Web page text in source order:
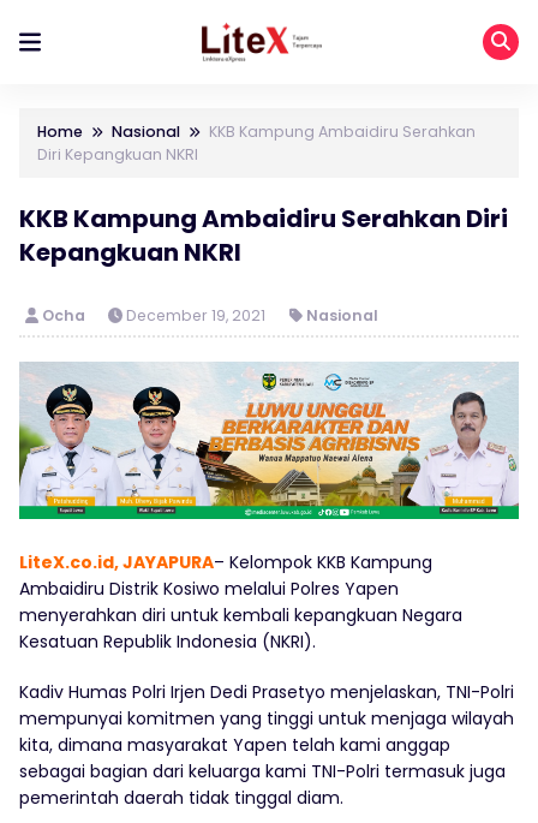
Home Nasional
KKB Kampung Ambaidiru Serahkan
Diri Kepangkuan NKRI
KKB Kampung Ambaidiru Serahkan Diri
Kepangkuan NKRI
Ocha December 19, 2021 Nasional
LiteX.co.id, JAYAPURA– Kelompok KKB Kampung
Ambaidiru Distrik Kosiwo melalui Polres Yapen
menyerahkan diri untuk kembali kepangkuan Negara
Kesatuan Republik Indonesia (NKRI).
Kadiv Humas Polri Irjen Dedi Prasetyo menjelaskan, TNI-Polri
mempunyai komitmen yang tinggi untuk menjaga wilayah
kita, dimana masyarakat Yapen telah kami anggap
sebagai bagian dari keluarga kami TNI-Polri termasuk juga
pemerintah daerah tidak tinggal diam.